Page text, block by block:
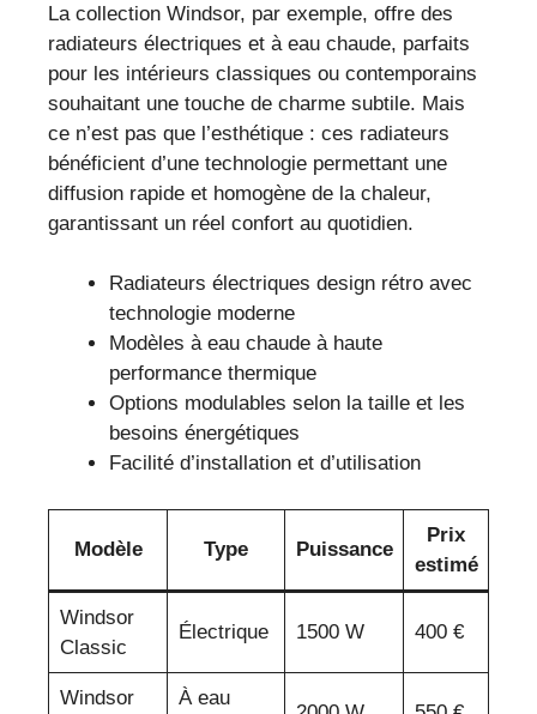
La collection Windsor, par exemple, offre des
radiateurs électriques et à eau chaude, parfaits
pour les intérieurs classiques ou contemporains
souhaitant une touche de charme subtile. Mais
ce n’est pas que l’esthétique : ces radiateurs
bénéficient d’une technologie permettant une
diffusion rapide et homogène de la chaleur,
garantissant un réel confort au quotidien.
Radiateurs électriques design rétro avec
technologie moderne
Modèles à eau chaude à haute
performance thermique
Options modulables selon la taille et les
besoins énergétiques
Facilité d’installation et d’utilisation
Modèle Type Puissance
Prix
estimé
Windsor
Classic
Électrique 1500 W 400 €
Windsor À eau